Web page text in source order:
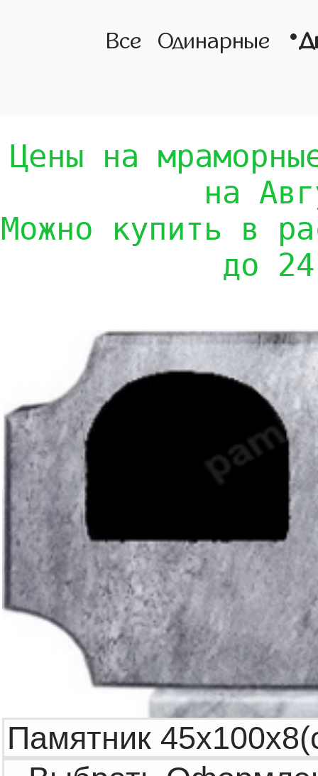
Все Одинарные •
Цены на
на
Можно купить в
до